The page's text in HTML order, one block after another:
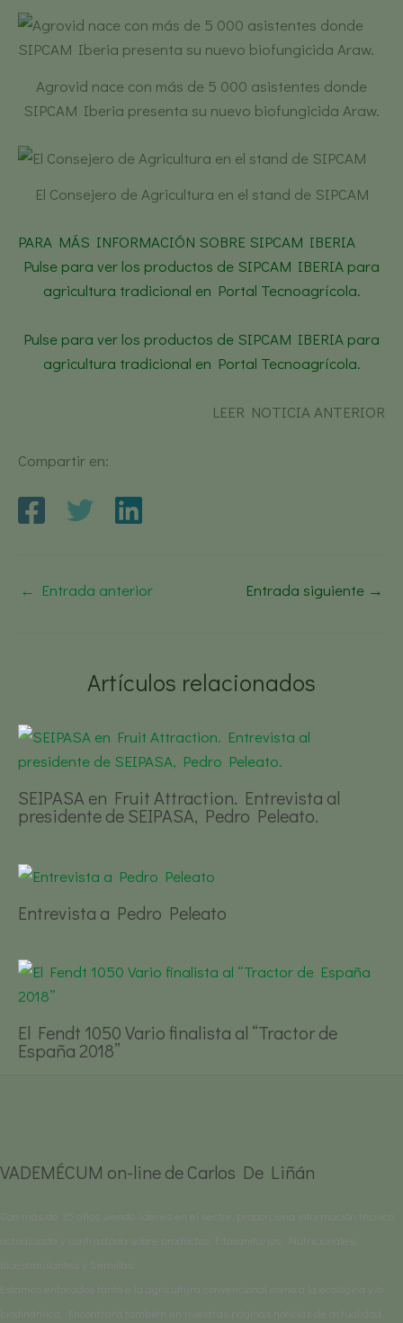
Agrovid nace con más de 5 000 asistentes donde
SIPCAM Iberia presenta su nuevo biofungicida Araw.
El Consejero de Agricultura en el stand de SIPCAM
PARA MÁS INFORMACIÓN SOBRE SIPCAM IBERIA
Pulse para ver los productos de SIPCAM IBERIA para
agricultura tradicional en Portal Tecnoagrícola.
Pulse para ver los productos de SIPCAM IBERIA para
agricultura tradicional en Portal Tecnoagrícola.
LEER NOTICIA ANTERIOR
Compartir en:
← Entrada anterior Entrada siguiente →
Artículos relacionados
SEIPASA en Fruit Attraction. Entrevista al
presidente de SEIPASA, Pedro Peleato.
Entrevista a Pedro Peleato
El Fendt 1050 Vario finalista al “Tractor de
España 2018”
VADEMÉCUM on-line de Carlos De Liñán
Con más de 35 años siendo líderes en el sector, proporciona información técnica
actualizada y contrastada sobre productos Fitosanitarios, Nutricionales,
Bioestimulantes y Semillas.
Estamos enfocados tanto a la agricultura convencional como a la ecológica y/o
biodinámica. Encontrará también en nuestras páginas noticias de actualidad,